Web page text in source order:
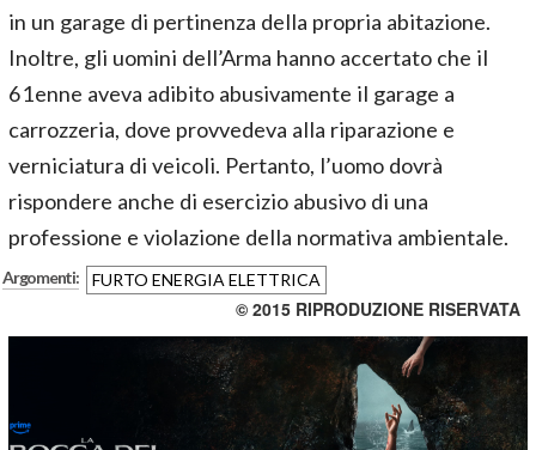
in un garage di pertinenza della propria abitazione.
Inoltre, gli uomini dell’Arma hanno accertato che il
61enne aveva adibito abusivamente il garage a
carrozzeria, dove provvedeva alla riparazione e
verniciatura di veicoli. Pertanto, l’uomo dovrà
rispondere anche di esercizio abusivo di una
professione e violazione della normativa ambientale.
Argomenti: FURTO ENERGIA ELETTRICA
© 2015 RIPRODUZIONE RISERVATA